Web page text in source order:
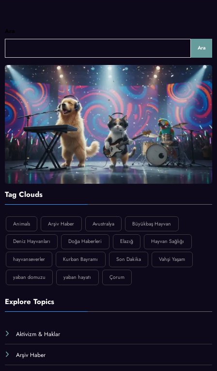
Ara
Ara
Tag Clouds
Animals Arşiv Haber Avustralya Büyükbaş Hayvan
Deniz Hayvanları Doğa Haberleri Elazığ Hayvan Sağlığı
hayvanseverler Kurban Bayramı Son Dakika Vahşi Yaşam
yaban domuzu yaban hayatı Çorum
Explore Topics
Aktivizm & Haklar
Arşiv Haber